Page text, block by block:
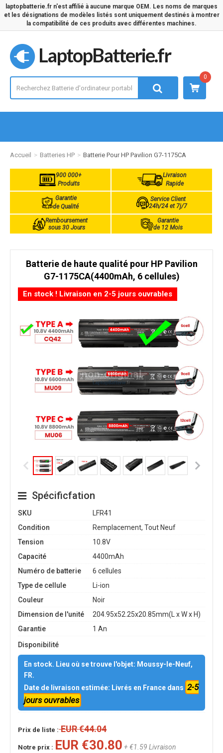
laptopbatterie.fr n'est affilié à aucune marque OEM. Les noms de marques
et les désignations de modèles listés sont uniquement destinés à montrer
la compatibilité de ces produits avec différentes machines.
LaptopBatterie.fr
0
Accueil Batteries HP Batterie Pour HP Pavilion G7-1175CA
900 000+
Produits
Livraison
Rapide
Garantie
de Qualité
Service Client
24h/24 et 7j/7
Remboursement
sous 30 Jours
Garantie
de 12 Mois
Batterie de haute qualité pour HP Pavilion
G7-1175CA(4400mAh, 6 cellules)
En stock ! Livraison en 2-5 jours ouvrables
Spécificfation
SKU
LFR41
Condition
Remplacement, Tout Neuf
Tension
10.8V
Capacité
4400mAh
Numéro de batterie
6 cellules
Type de cellule
Li-ion
Couleur
Noir
Dimension de l'unité
204.95x52.25x20.85mm(L x W x H)
Garantie
1 An
Disponibilité
En stock. Lieu où se trouve l'objet: Moussy-le-Neuf,
FR.
Date de livraison estimée: Livrés en France dans 2-5
jours ouvrables
Prix de liste :EUR €44.04
Notre prix : EUR €30.80 + €1.59 Livraison